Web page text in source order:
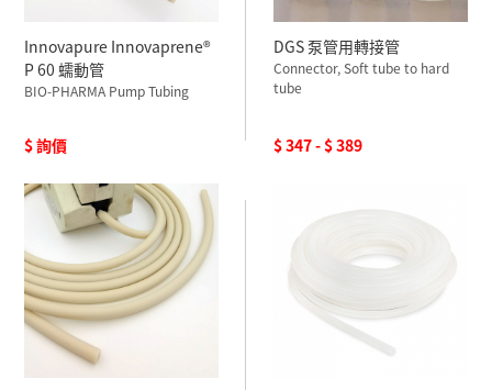
Innovapure Innovaprene®
P 60 蠕動管
BIO-PHARMA Pump Tubing
$ 詢價
DGS 泵管用轉接管
Connector, Soft tube to hard
tube
$ 347 - $ 389